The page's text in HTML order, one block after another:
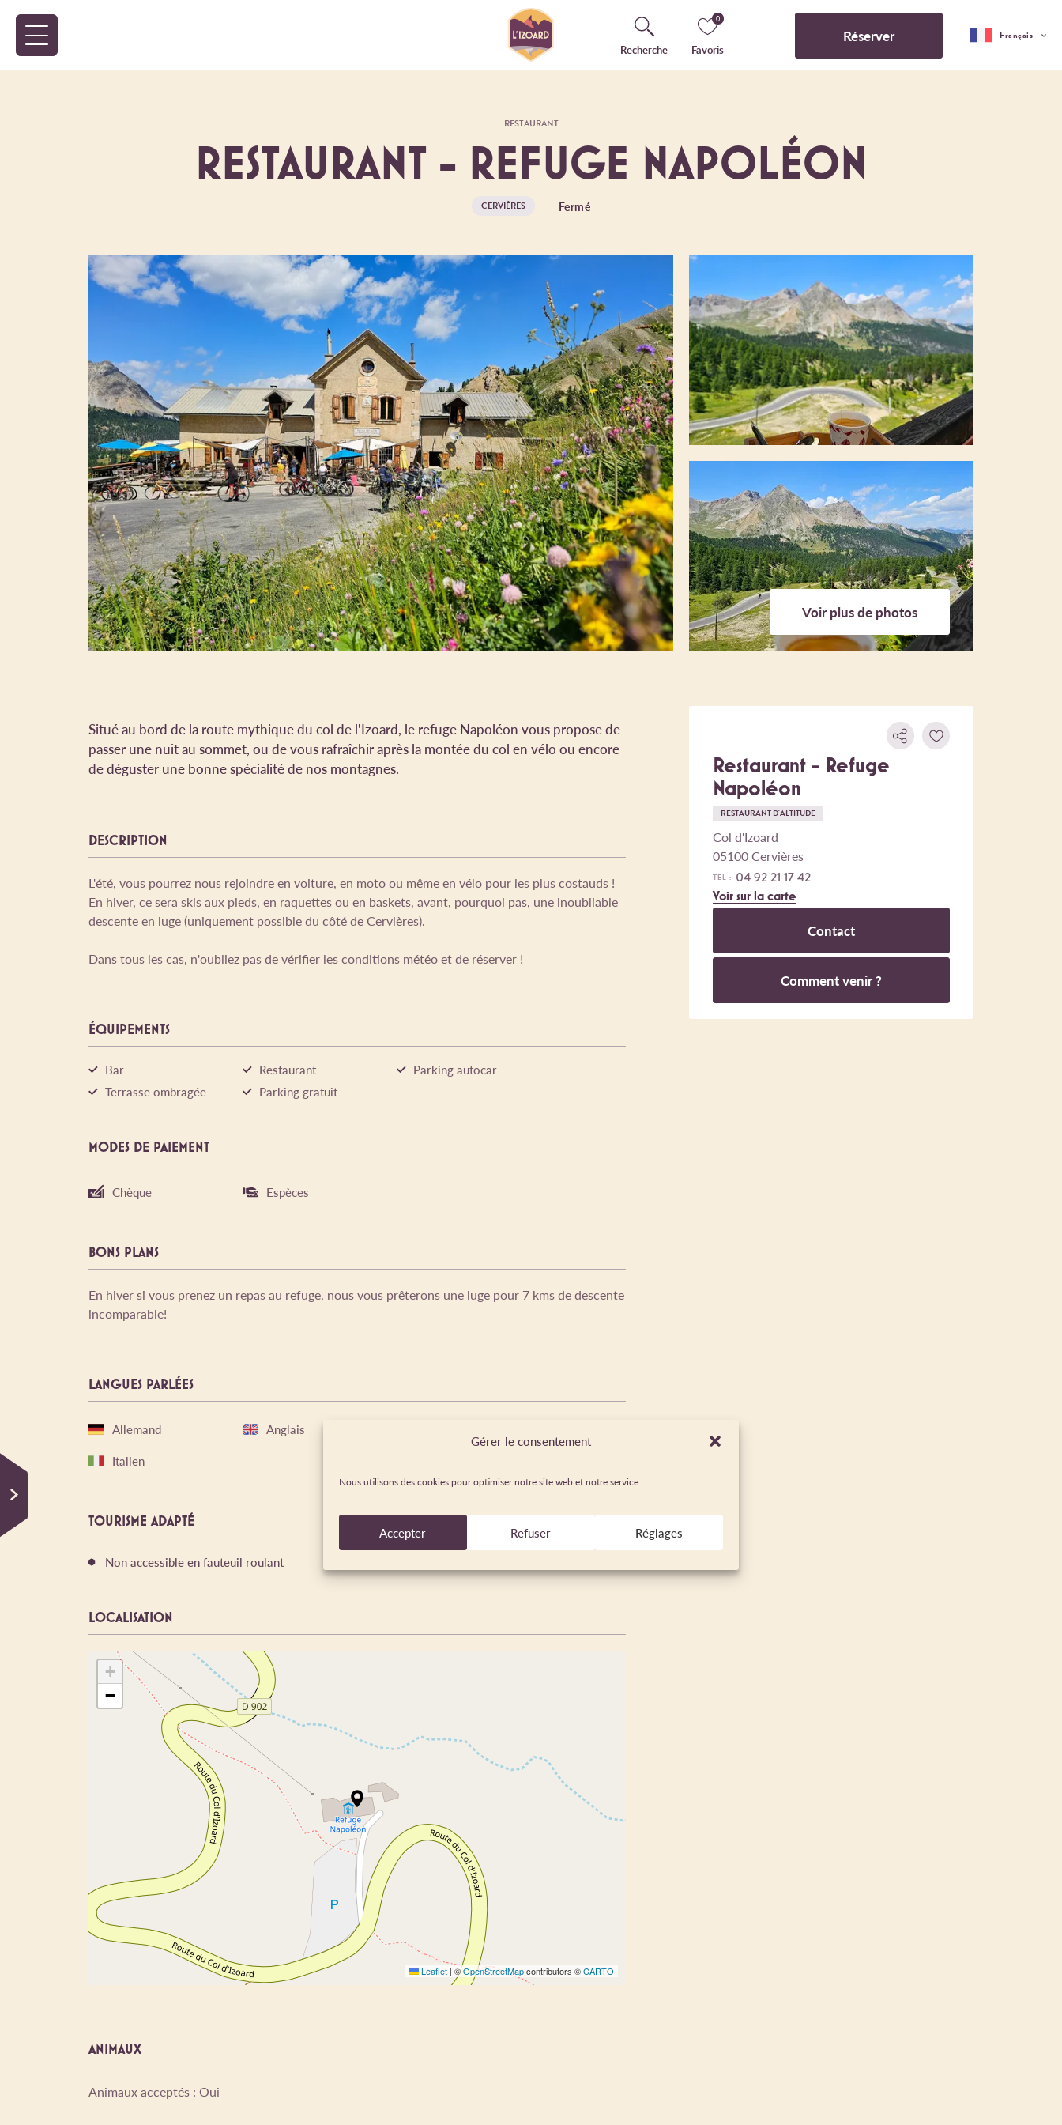
Gérer le consentement
Nous utilisons des cookies pour optimiser notre site web et notre service.
Accepter Refuser Réglages
Recherche
0
Favoris
Réserver Français
RESTAURANT
RESTAURANT - REFUGE NAPOLÉON
CERVIÈRES Fermé
Voir plus de photos
Situé au bord de la route mythique du col de l'Izoard, le refuge Napoléon vous propose de
passer une nuit au sommet, ou de vous rafraîchir après la montée du col en vélo ou encore
de déguster une bonne spécialité de nos montagnes.
DESCRIPTION
L'été, vous pourrez nous rejoindre en voiture, en moto ou même en vélo pour les plus costauds !
En hiver, ce sera skis aux pieds, en raquettes ou en baskets, avant, pourquoi pas, une inoubliable
descente en luge (uniquement possible du côté de Cervières).
Dans tous les cas, n'oubliez pas de vérifier les conditions météo et de réserver !
ÉQUIPEMENTS
Bar Restaurant
Parking autocar
Terrasse ombragée
Parking gratuit
MODES DE PAIEMENT
Chèque Espèces
BONS PLANS
En hiver si vous prenez un repas au refuge, nous vous prêterons une luge pour 7 kms de descente
incomparable!
LANGUES PARLÉES
Allemand Anglais
Italien
TOURISME ADAPTÉ
Non accessible en fauteuil roulant
LOCALISATION
+
−
Leaflet | ©OpenStreetMapcontributors ©CARTO
ANIMAUX
Animaux acceptés : Oui
Restaurant - Refuge
Napoléon
RESTAURANT D'ALTITUDE
Col d'Izoard
05100 Cervières
TEL : 04 92 21 17 42
Voir sur la carte
Contact
Comment venir ?